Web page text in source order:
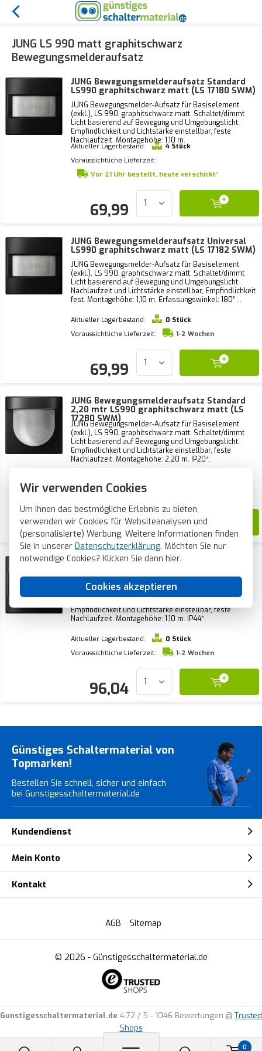
Wir verwenden Cookies
Um Ihnen das bestmögliche Erlebnis zu bieten,
verwenden wir Cookies für Websiteanalysen und
(personalisierte) Werbung. Weitere Informationen finden
Sie in unserer Datenschutzerklärung. Möchten Sie nur
notwendige Cookies? Klicken Sie dann hier.
Cookies akzeptieren
0
JUNG LS 990 matt graphitschwarz
Bewegungsmelderaufsatz
JUNG Bewegungsmelderaufsatz Standard
LS990 graphitschwarz matt (LS 17180 SWM)
JUNG Bewegungsmelder-Aufsatz für Basiselement
(exkl.), LS 990, graphitschwarz matt. Schaltet/dimmt
Licht basierend auf Bewegung und Umgebungslicht.
Empfindlichkeit und Lichtstärke einstellbar, feste
Nachlaufzeit. Montagehöhe: 1,10 m.
Aktueller Lagerbestand:
4 Stück
Voraussichtliche Lieferzeit:
Vor 21 Uhr bestellt, heute verschickt*
69,99
JUNG Bewegungsmelderaufsatz Universal
LS990 graphitschwarz matt (LS 17182 SWM)
JUNG Bewegungsmelder-Aufsatz für Basiselement
(exkl.), LS 990, graphitschwarz matt. Schaltet/dimmt
Licht basierend auf Bewegung und Umgebungslicht.
Nachlaufzeit und Lichtstärke einstellbar, Empfindlichkeit
fest. Montagehöhe: 1,10 m. Erfassungswinkel: 180° ...
Aktueller Lagerbestand:
0 Stück
Voraussichtliche Lieferzeit:
1-2 Wochen
69,99
JUNG Bewegungsmelderaufsatz Standard
2,20 mtr LS990 graphitschwarz matt (LS
17280 SWM)
JUNG Bewegungsmelder-Aufsatz für Basiselement
(exkl.), LS 990, graphitschwarz matt. Schaltet/dimmt
Licht basierend auf Bewegung und Umgebungslicht.
Empfindlichkeit und Lichtstärke einstellbar, feste
Nachlaufzeit. Montagehöhe: 2,20 m. IP20*.
Voraussichtliche Lieferzeit:
82,85
JUNG Bewegungsmelderaufsatz Standard
WU SWM)
JUNG Bewegungsmelder-Aufsatz für Basiselement
(exkl.), LS 990, graphitschwarz matt. Schaltet/dimmt
Empfindlichkeit und Lichtstärke einstellbar, feste
Nachlaufzeit. Montagehöhe: 1,10 m. IP44*.
Aktueller Lagerbestand:
0 Stück
Voraussichtliche Lieferzeit:
1-2 Wochen
96,04
Günstiges Schaltermaterial von
Topmarken!
Bestellen Sie schnell, sicher und einfach
bei Gunstigesschaltermaterial.de
Kundendienst
Mein Konto
Kontakt
© 2026 - Günstigesschaltermaterial.de
AGB Sitemap
Gunstigesschaltermaterial.de 4.72 / 5 - 1046 Bewertungen @ Trusted
Shops